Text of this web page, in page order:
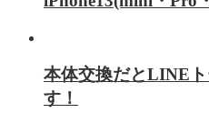
本体交換だとLINE
す！